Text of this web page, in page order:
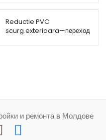
Reductie PVC
scurg.exterioara—переход
и ремонта в Молдове